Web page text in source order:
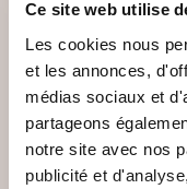
Ce site web utilise
Les cookies nous
et les annonces,
médias sociaux et
partageons
notre site avec nos
publicité et
VOUS